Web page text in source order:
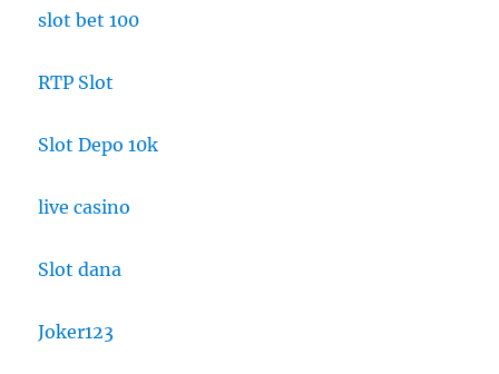
slot bet 100
RTP Slot
Slot Depo 10k
live casino
Slot dana
Joker123